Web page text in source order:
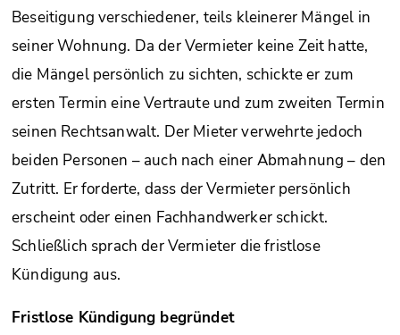
Beseitigung verschiedener, teils kleinerer Mängel in
seiner Wohnung. Da der Vermieter keine Zeit hatte,
die Mängel persönlich zu sichten, schickte er zum
ersten Termin eine Vertraute und zum zweiten Termin
seinen Rechtsanwalt. Der Mieter verwehrte jedoch
beiden Personen – auch nach einer Abmahnung – den
Zutritt. Er forderte, dass der Vermieter persönlich
erscheint oder einen Fachhandwerker schickt.
Schließlich sprach der Vermieter die fristlose
Kündigung aus.
Fristlose Kündigung begründet